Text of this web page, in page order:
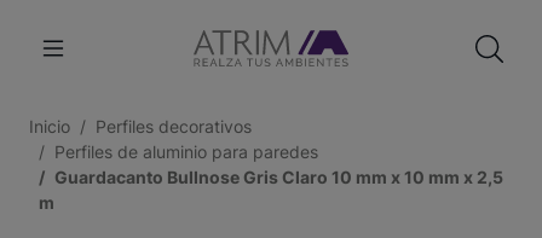
Inicio
Perfiles decorativos
Perfiles de aluminio para paredes
Guardacanto Bullnose Gris Claro 10 mm x 10 mm x 2,5
m